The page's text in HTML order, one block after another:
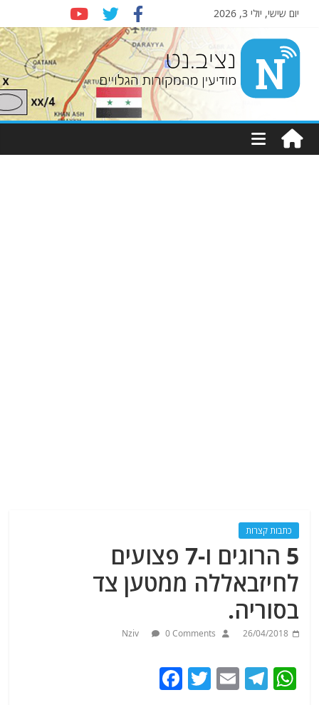
יום שישי, יולי 3, 2026
Nziv.net
מודיעין
מהמקורות
כתבות קצרות
5 הרוגים ו-7 פצועים
לחיזבאללה ממטען צד
בסוריה.
26/04/2018
Nziv 0 Comments
W
T
E
T